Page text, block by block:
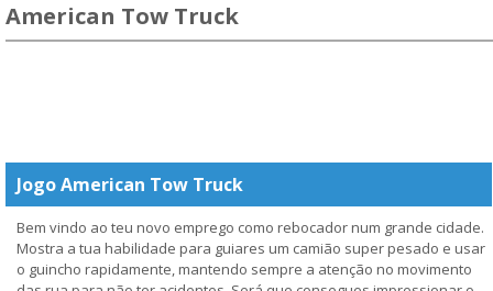
American Tow Truck
Jogo American Tow Truck
Bem vindo ao teu novo emprego como rebocador num grande cidade.
Mostra a tua habilidade para guiares um camião super pesado e usar
o guincho rapidamente, mantendo sempre a atenção no movimento